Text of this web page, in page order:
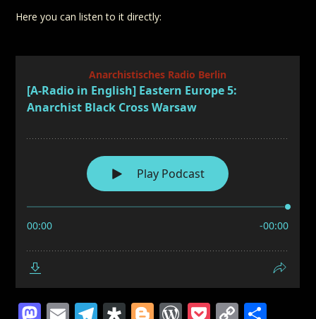
Here you can listen to it directly: